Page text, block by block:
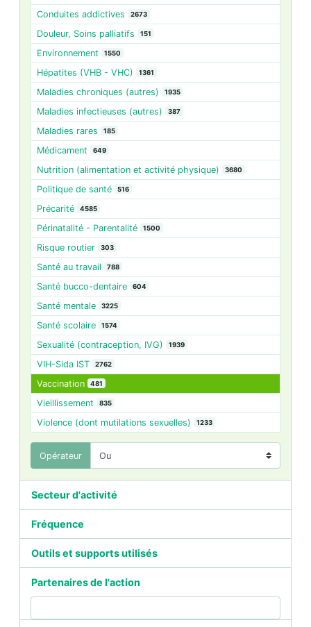
Conduites addictives 2673
Douleur, Soins palliatifs 151
Environnement 1550
Hépatites (VHB - VHC) 1361
Maladies chroniques (autres) 1935
Maladies infectieuses (autres) 387
Maladies rares 185
Médicament 649
Nutrition (alimentation et activité physique) 3680
Politique de santé 516
Précarité 4585
Périnatalité - Parentalité 1500
Risque routier 303
Santé au travail 788
Santé bucco-dentaire 604
Santé mentale 3225
Santé scolaire 1574
Sexualité (contraception, IVG) 1939
VIH-Sida IST 2762
Vaccination 481
Vieillissement 835
Violence (dont mutilations sexuelles) 1233
Opérateur
Secteur d'activité
Fréquence
Outils et supports utilisés
Partenaires de l'action